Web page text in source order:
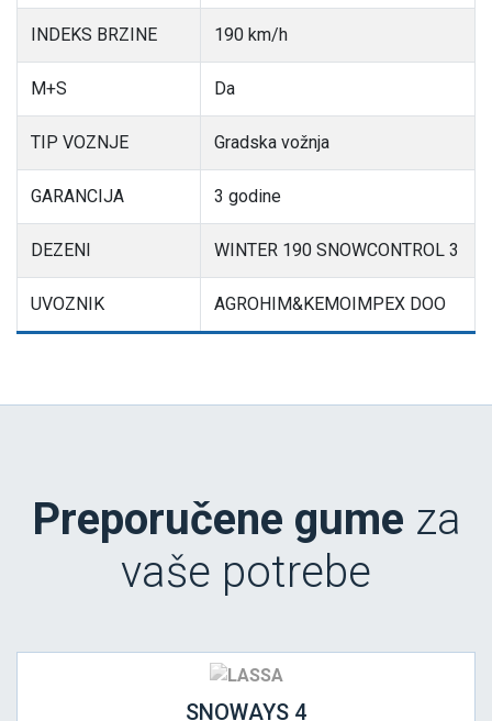
INDEKS BRZINE 190 km/h
M+S Da
TIP VOZNJE Gradska vožnja
GARANCIJA 3 godine
DEZENI WINTER 190 SNOWCONTROL 3
UVOZNIK AGROHIM&KEMOIMPEX DOO
Preporučene gume za
vaše potrebe
SNOWAYS 4